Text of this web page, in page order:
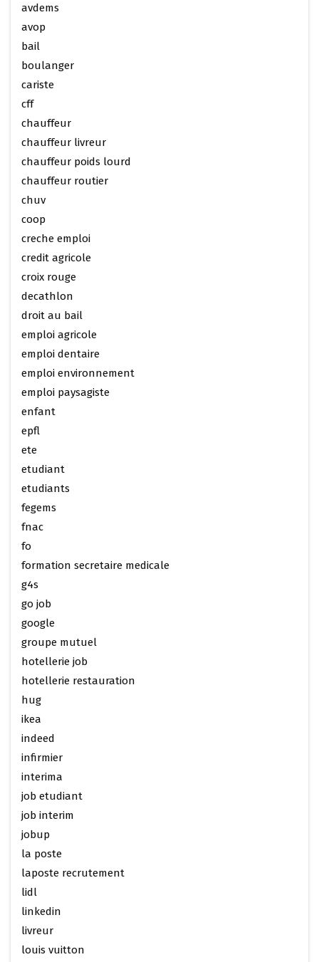
avdems
avop
bail
boulanger
cariste
cff
chauffeur
chauffeur livreur
chauffeur poids lourd
chauffeur routier
chuv
coop
creche emploi
credit agricole
croix rouge
decathlon
droit au bail
emploi agricole
emploi dentaire
emploi environnement
emploi paysagiste
enfant
epfl
ete
etudiant
etudiants
fegems
fnac
fo
formation secretaire medicale
g4s
go job
google
groupe mutuel
hotellerie job
hotellerie restauration
hug
ikea
indeed
infirmier
interima
job etudiant
job interim
jobup
la poste
laposte recrutement
lidl
linkedin
livreur
louis vuitton